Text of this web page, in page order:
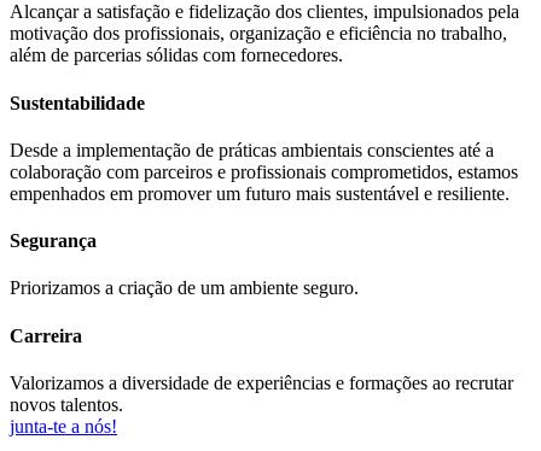
Alcançar a satisfação e fidelização dos clientes, impulsionados pela
motivação dos profissionais, organização e eficiência no trabalho,
além de parcerias sólidas com fornecedores.
Sustentabilidade
Desde a implementação de práticas ambientais conscientes até a
colaboração com parceiros e profissionais comprometidos, estamos
empenhados em promover um futuro mais sustentável e resiliente.
Segurança
Priorizamos a criação de um ambiente seguro.
Carreira
Valorizamos a diversidade de experiências e formações ao recrutar
novos talentos.
junta-te a nós!